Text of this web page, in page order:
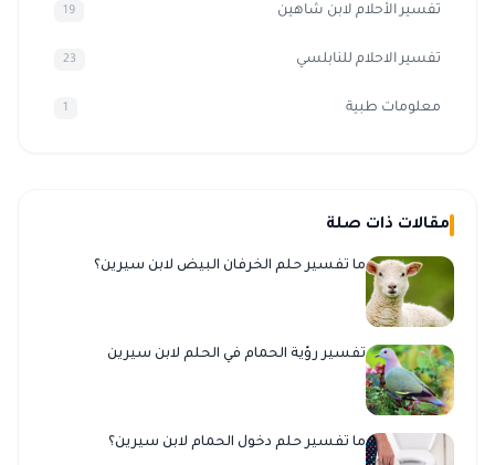
تفسير الأحلام لابن شاهين 19
تفسير الاحلام للنابلسي 23
معلومات طبية 1
مقالات ذات صلة
ما تفسير حلم الخرفان البيض لابن سيرين؟
تفسير رؤية الحمام في الحلم لابن سيرين
ما تفسير حلم دخول الحمام لابن سيرين؟